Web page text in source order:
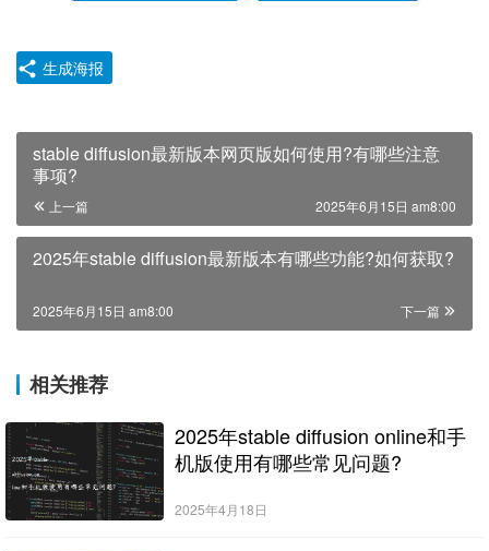
生成海报
stable diffusion最新版本网页版如何使用?有哪些注意
事项?
上一篇 2025年6月15日 am8:00
2025年stable diffusion最新版本有哪些功能?如何获取?
下一篇
2025年6月15日 am8:00
相关推荐
2025年stable diffusion online和手
机版使用有哪些常见问题?
2025年4月18日